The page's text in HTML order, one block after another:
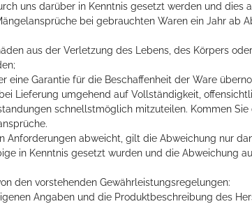
uns darüber in Kenntnis gesetzt werden und dies
bei gebrauchten Waren ein Jahr ab
aus der Verletzung des Lebens, des Körpers
Garantie für die Beschaffenheit der Ware
Lieferung umgehend auf Vollständigkeit,
schnellstmöglich mitzuteilen. Kommen
Anforderungen abweicht, gilt die Abweichung nur
in Kenntnis gesetzt wurden und die Abweichung
den vorstehenden Gewährleistungsregelungen:
Angaben und die Produktbeschreibung des